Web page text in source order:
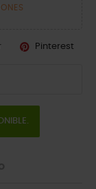
Pinterest